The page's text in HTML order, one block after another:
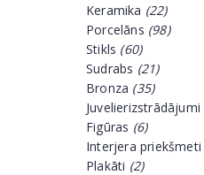
Keramika (22)
Porcelāns (98)
Stikls (60)
Sudrabs (21)
Bronza (35)
Juvelierizstrādājumi
Figūras (6)
Interjera priekšmeti
Plakāti (2)